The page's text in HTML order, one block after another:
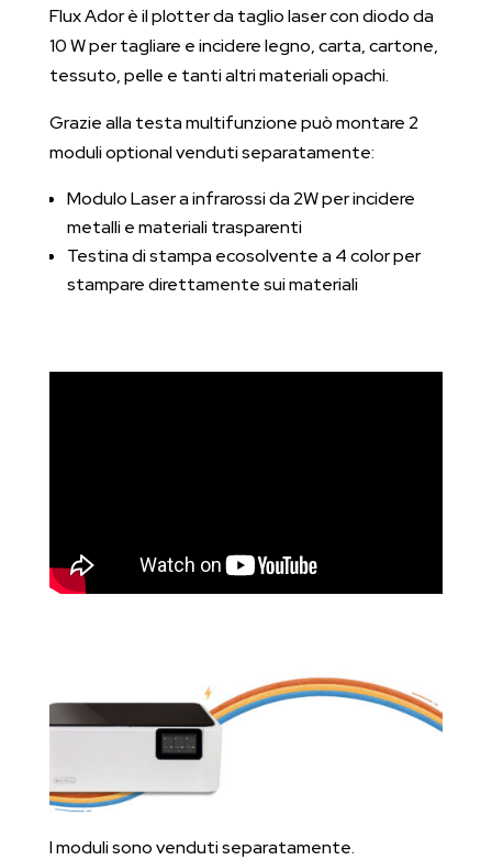
Flux Ador è il plotter da taglio laser con diodo da
10 W per tagliare e incidere legno, carta, cartone,
tessuto, pelle e tanti altri materiali opachi.
Grazie alla testa multifunzione può montare 2
moduli optional venduti separatamente:
Modulo Laser a infrarossi da 2W per incidere
metalli e materiali trasparenti
Testina di stampa ecosolvente a 4 color per
stampare direttamente sui materiali
I moduli sono venduti separatamente.